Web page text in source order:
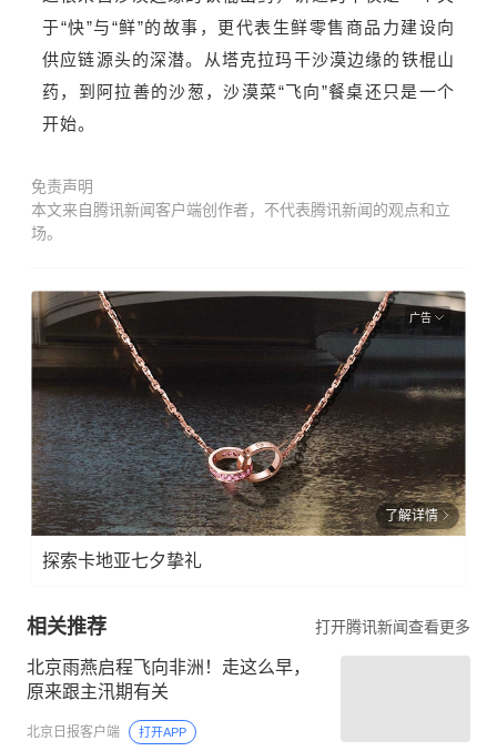
于“快”与“鲜”的故事，更代表生鲜零售商品力建设向
供应链源头的深潜。从塔克拉玛干沙漠边缘的铁棍山
药，到阿拉善的沙葱，沙漠菜“飞向”餐桌还只是一个
开始。
免责声明
本文来自腾讯新闻客户端创作者，不代表腾讯新闻的观点和立
场。
广告
了解详情
探索卡地亚七夕挚礼
相关推荐 打开腾讯新闻查看更多
北京雨燕启程飞向非洲！走这么早，
原来跟主汛期有关
北京日报客户端 打开APP